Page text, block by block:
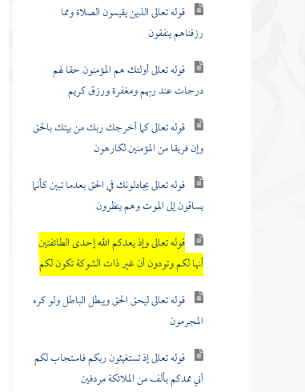
قوله تعالى الذين يقيمون الصلاة ومما
رزقناهم ينفقون
قوله تعالى أولئك هم المؤمنون حقا لهم
درجات عند ربهم ومغفرة ورزق كريم
قوله تعالى كما أخرجك ربك من بيتك بالحق
وإن فريقا من المؤمنين لكارهون
قوله تعالى يجادلونك في الحق بعدما تبين كأنما
يساقون إلى الموت وهم ينظرون
قوله تعالى وإذ يعدكم الله إحدى الطائفتين
أنها لكم وتودون أن غير ذات الشوكة تكون لكم
قوله تعالى ليحق الحق ويبطل الباطل ولو كره
المجرمون
قوله تعالى إذ تستغيثون ربكم فاستجاب لكم
أني ممدكم بألف من الملائكة مردفين